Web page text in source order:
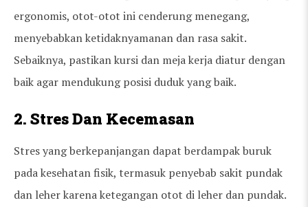
ergonomis, otot-otot ini cenderung menegang,
menyebabkan ketidaknyamanan dan rasa sakit.
Sebaiknya, pastikan kursi dan meja kerja diatur dengan
baik agar mendukung posisi duduk yang baik.
2. Stres Dan Kecemasan
Stres yang berkepanjangan dapat berdampak buruk
pada kesehatan fisik, termasuk penyebab sakit pundak
dan leher karena ketegangan otot di leher dan pundak.